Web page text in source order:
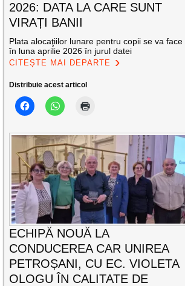
2026: DATA LA CARE SUNT
VIRAȚI BANII
Plata alocaţiilor lunare pentru copii se va face
în luna aprilie 2026 în jurul datei
CITEȘTE MAI DEPARTE
Distribuie acest articol
ECHIPĂ NOUĂ LA
CONDUCEREA CAR UNIREA
PETROȘANI, CU EC. VIOLETA
OLOGU ÎN CALITATE DE